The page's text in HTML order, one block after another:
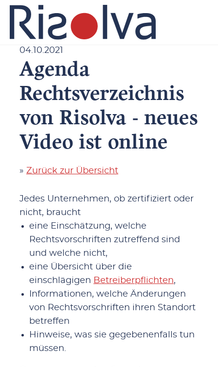
04.10.2021
Agenda
Rechtsverzeichnis
von Risolva - neues
Video ist online
» Zurück zur Übersicht
Jedes Unternehmen, ob zertifiziert oder
nicht, braucht
eine Einschätzung, welche
Rechtsvorschriften zutreffend sind
und welche nicht,
eine Übersicht über die
einschlägigen Betreiberpflichten,
Informationen, welche Änderungen
von Rechtsvorschriften ihren Standort
betreffen
Hinweise, was sie gegebenenfalls tun
müssen.